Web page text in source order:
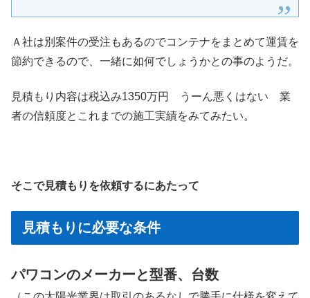
Ａ社は別案件の受注もあるのでコンテナをまとめて運賃を
節約できるので、一緒に如何でしょうかとの事のようだ。
見積もり内容は税込み1350万円 うーん悪くはない 業
者の信頼度とこれまでの施工実績をみてみたい。
そこで見積もりを依頼するにあたって
見積もりに必要な条件
パワコンのメーカーと型番、台数